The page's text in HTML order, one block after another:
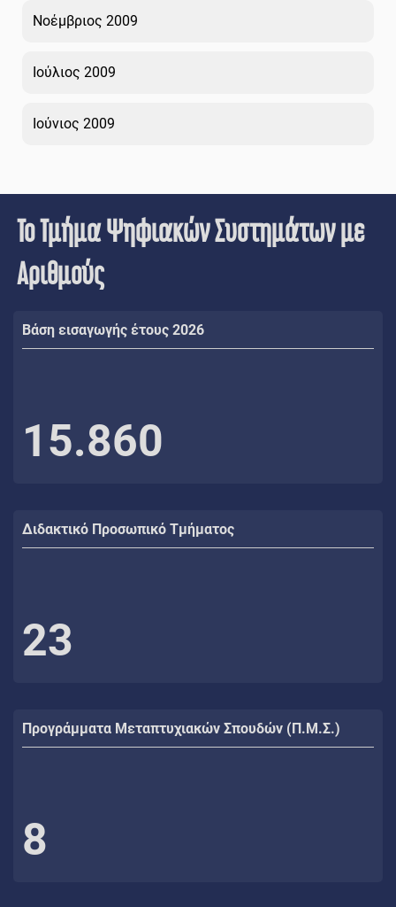
Νοέμβριος 2009
Ιούλιος 2009
Ιούνιος 2009
Το Τμήμα Ψηφιακών Συστημάτων με
Αριθμούς
Βάση εισαγωγής έτους 2026
15.860
Διδακτικό Προσωπικό Τμήματος
23
Προγράμματα Μεταπτυχιακών Σπουδών (Π.Μ.Σ.)
8